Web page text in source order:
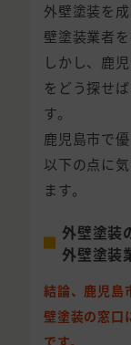
外壁塗装を
壁塗装業者を
しかし、鹿
をどう探せ
す。
鹿児島市で
以下の点に
ます。
外壁塗装
外壁塗装
結論、鹿児島
壁塗装の窓口